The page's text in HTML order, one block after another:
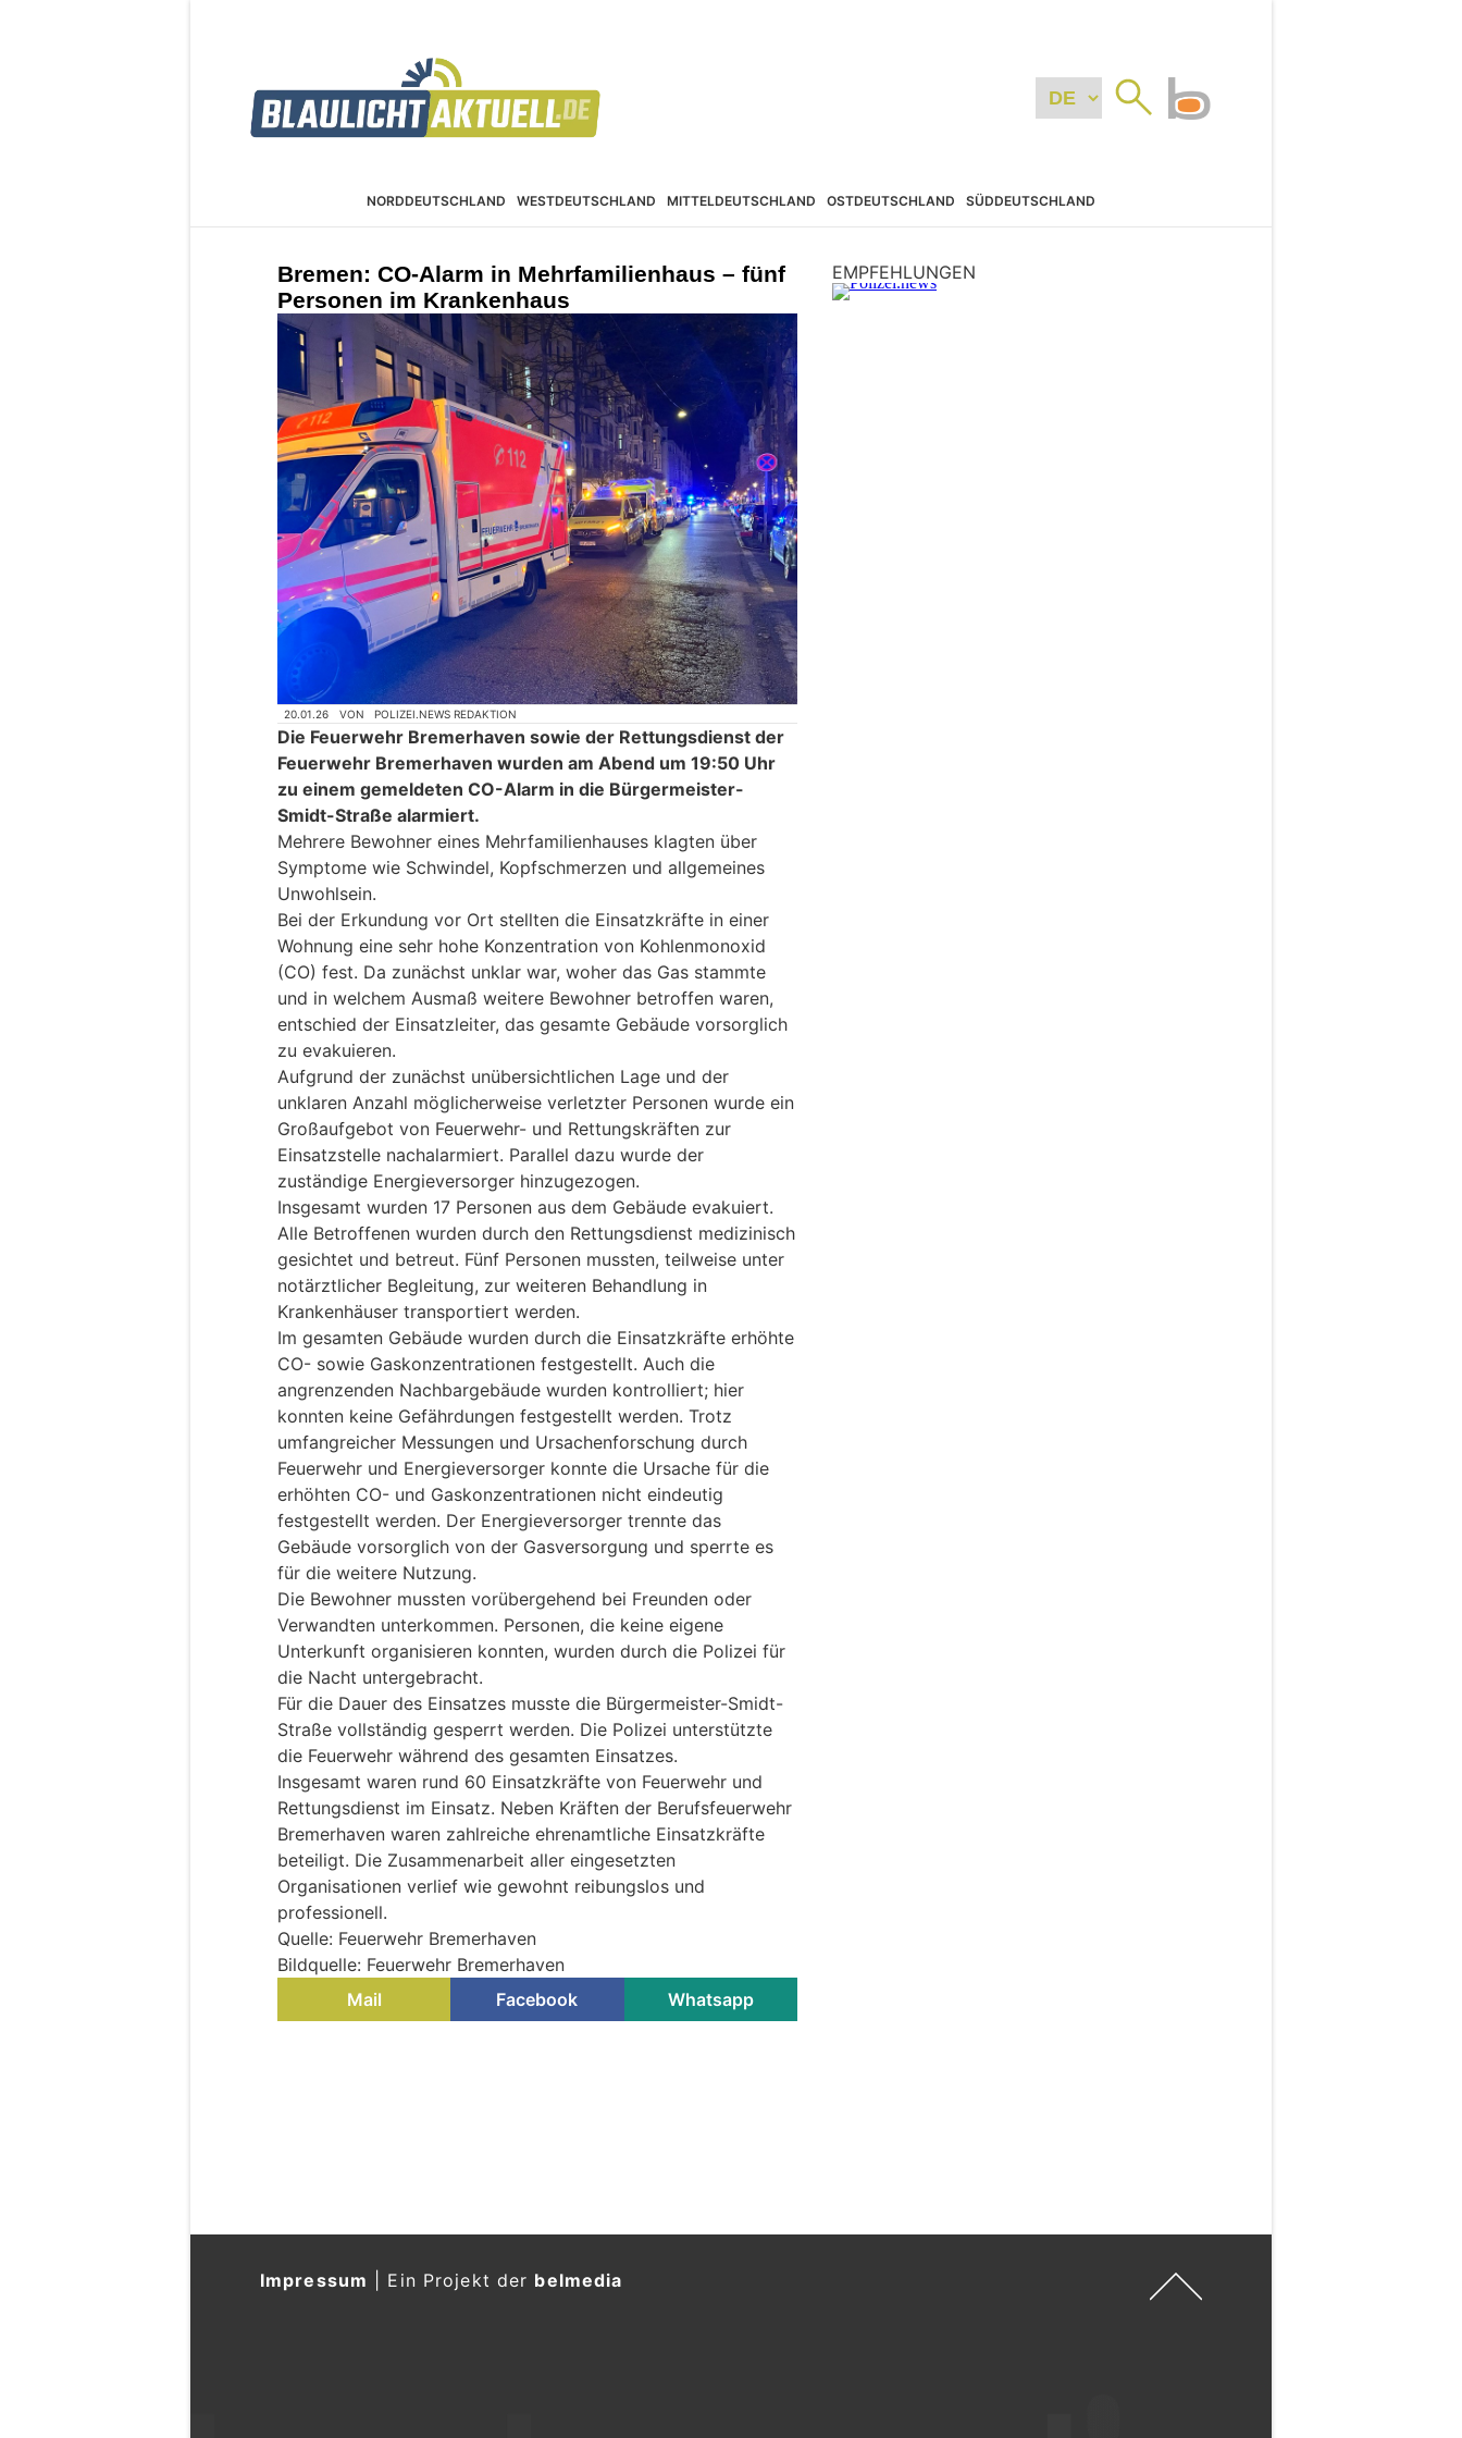
NORDDEUTSCHLAND WESTDEUTSCHLAND MITTELDEUTSCHLAND OSTDEUTSCHLAND SÜDDEUTSCHLAND
Bremen: CO-Alarm in Mehrfamilienhaus – fünf
Personen im Krankenhaus
20.01.26 VON POLIZEI.NEWS REDAKTION
Die Feuerwehr Bremerhaven sowie der Rettungsdienst der
Feuerwehr Bremerhaven wurden am Abend um 19:50 Uhr
zu einem gemeldeten CO-Alarm in die Bürgermeister-
Smidt-Straße alarmiert.
Mehrere Bewohner eines Mehrfamilienhauses klagten über
Symptome wie Schwindel, Kopfschmerzen und allgemeines
Unwohlsein.
Bei der Erkundung vor Ort stellten die Einsatzkräfte in einer
Wohnung eine sehr hohe Konzentration von Kohlenmonoxid
(CO) fest. Da zunächst unklar war, woher das Gas stammte
und in welchem Ausmaß weitere Bewohner betroffen waren,
entschied der Einsatzleiter, das gesamte Gebäude vorsorglich
zu evakuieren.
Aufgrund der zunächst unübersichtlichen Lage und der
unklaren Anzahl möglicherweise verletzter Personen wurde ein
Großaufgebot von Feuerwehr- und Rettungskräften zur
Einsatzstelle nachalarmiert. Parallel dazu wurde der
zuständige Energieversorger hinzugezogen.
Insgesamt wurden 17 Personen aus dem Gebäude evakuiert.
Alle Betroffenen wurden durch den Rettungsdienst medizinisch
gesichtet und betreut. Fünf Personen mussten, teilweise unter
notärztlicher Begleitung, zur weiteren Behandlung in
Krankenhäuser transportiert werden.
Im gesamten Gebäude wurden durch die Einsatzkräfte erhöhte
CO- sowie Gaskonzentrationen festgestellt. Auch die
angrenzenden Nachbargebäude wurden kontrolliert; hier
konnten keine Gefährdungen festgestellt werden. Trotz
umfangreicher Messungen und Ursachenforschung durch
Feuerwehr und Energieversorger konnte die Ursache für die
erhöhten CO- und Gaskonzentrationen nicht eindeutig
festgestellt werden. Der Energieversorger trennte das
Gebäude vorsorglich von der Gasversorgung und sperrte es
für die weitere Nutzung.
Die Bewohner mussten vorübergehend bei Freunden oder
Verwandten unterkommen. Personen, die keine eigene
Unterkunft organisieren konnten, wurden durch die Polizei für
die Nacht untergebracht.
Für die Dauer des Einsatzes musste die Bürgermeister-Smidt-
Straße vollständig gesperrt werden. Die Polizei unterstützte
die Feuerwehr während des gesamten Einsatzes.
Insgesamt waren rund 60 Einsatzkräfte von Feuerwehr und
Rettungsdienst im Einsatz. Neben Kräften der Berufsfeuerwehr
Bremerhaven waren zahlreiche ehrenamtliche Einsatzkräfte
beteiligt. Die Zusammenarbeit aller eingesetzten
Organisationen verlief wie gewohnt reibungslos und
professionell.
Quelle: Feuerwehr Bremerhaven
Bildquelle: Feuerwehr Bremerhaven
Mail
Facebook Whatsapp
EMPFEHLUNGEN